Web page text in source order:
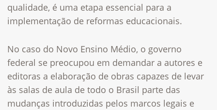
qualidade, é uma etapa essencial para a
implementação de reformas educacionais.
No caso do Novo Ensino Médio, o governo
federal se preocupou em demandar a autores e
editoras a elaboração de obras capazes de levar
às salas de aula de todo o Brasil parte das
mudanças introduzidas pelos marcos legais e